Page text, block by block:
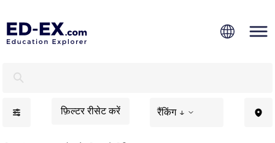
फ़िल्टर रीसेट करें रैंकिंग ↓